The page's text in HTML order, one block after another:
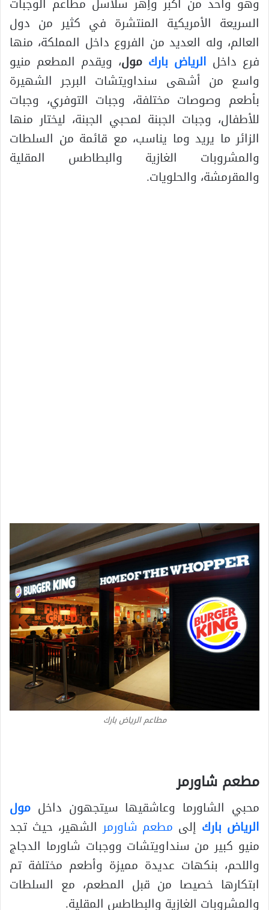
السريعة الأمريكية المنتشرة في كثير من دول
العالم، وله العديد من الفروع داخل المملكة، منها
فرع داخل الرياض بارك مول، ويقدم المطعم منيو
واسع من أشهى سنداويتشات البرجر الشهيرة
بأطعم وصوصات مختلفة، وجبات التوفري، وجبات
للأطفال، وجبات الجبنة لمحبي الجبنة، ليختار منها
الزائر ما يريد وما يناسب، مع قائمة من السلطات
والمشروبات الغازية والبطاطس المقلية
والمقرمشة، والحلويات.
مطاعم الرياض بارك
مطعم شاورمر
محبي الشاورما وعاشقيها سيتجهون داخل مول
الرياض بارك إلى مطعم شاورمرالشهير، حيث تجد
منيو كبير من سنداويتشات ووجبات شاورما الدجاج
واللحم، بنكهات عديدة مميزة وأطعم مختلفة تم
ابتكارها خصيصا من قبل المطعم، مع السلطات
والمشروبات الغازية والبطاطس المقلية.